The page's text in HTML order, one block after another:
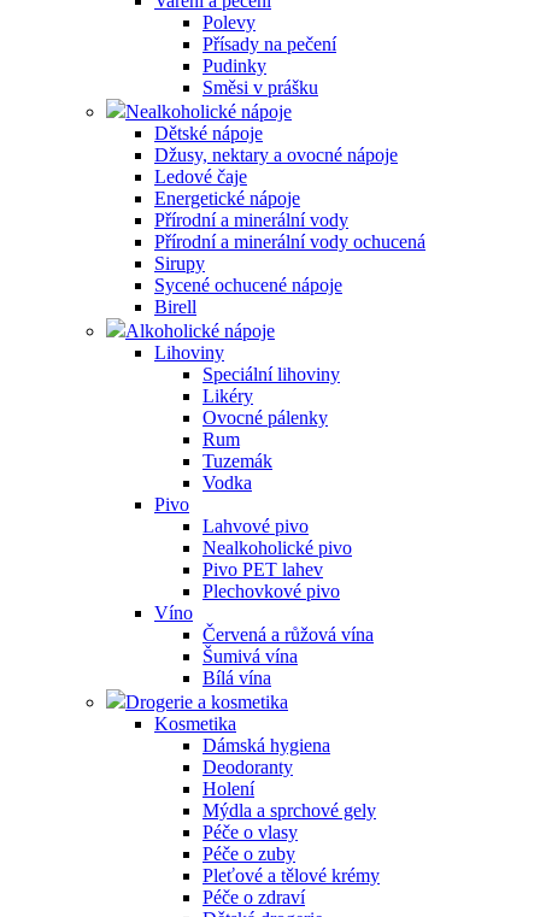
Polevy
Přísady na pečení
Pudinky
Směsi v prášku
Nealkoholické nápoje
Dětské nápoje
Džusy, nektary a ovocné nápoje
Ledové čaje
Energetické nápoje
Přírodní a minerální vody
Přírodní a minerální vody ochucená
Sirupy
Sycené ochucené nápoje
Birell
Alkoholické nápoje
Lihoviny
Speciální lihoviny
Likéry
Ovocné pálenky
Rum
Tuzemák
Vodka
Pivo
Lahvové pivo
Nealkoholické pivo
Pivo PET lahev
Plechovkové pivo
Víno
Červená a růžová vína
Šumivá vína
Bílá vína
Drogerie a kosmetika
Kosmetika
Dámská hygiena
Deodoranty
Holení
Mýdla a sprchové gely
Péče o vlasy
Péče o zuby
Pleťové a tělové krémy
Péče o zdraví